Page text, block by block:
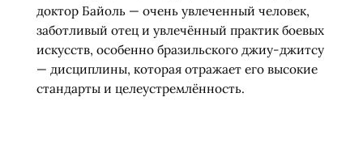
доктор Байоль — очень увлеченный человек,
заботливый отец и увлечённый практик боевых
искусств, особенно бразильского джиу-джитсу
— дисциплины, которая отражает его высокие
стандарты и целеустремлённость.